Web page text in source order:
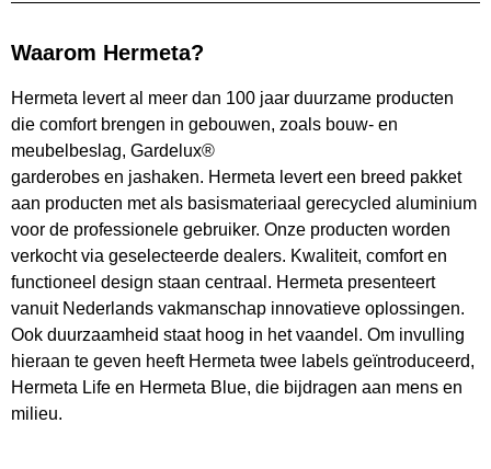
Waarom Hermeta?
Hermeta levert al meer dan 100 jaar duurzame producten
die comfort brengen in gebouwen, zoals bouw- en
meubelbeslag, Gardelux®
garderobes en jashaken. Hermeta levert een breed pakket
aan producten met als basismateriaal gerecycled aluminium
voor de professionele gebruiker. Onze producten worden
verkocht via geselecteerde dealers. Kwaliteit, comfort en
functioneel design staan centraal. Hermeta presenteert
vanuit Nederlands vakmanschap innovatieve oplossingen.
Ook duurzaamheid staat hoog in het vaandel. Om invulling
hieraan te geven heeft Hermeta twee labels geïntroduceerd,
Hermeta Life en Hermeta Blue, die bijdragen aan mens en
milieu.